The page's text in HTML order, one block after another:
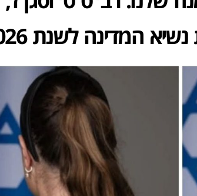
המדינה לשנת 2026